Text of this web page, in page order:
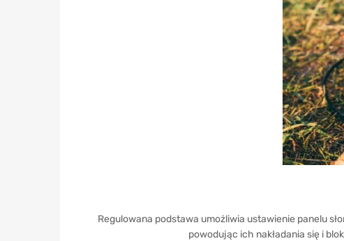
Regulowana podstawa umożliwia ustawienie panelu
powodując ich nakładania się i